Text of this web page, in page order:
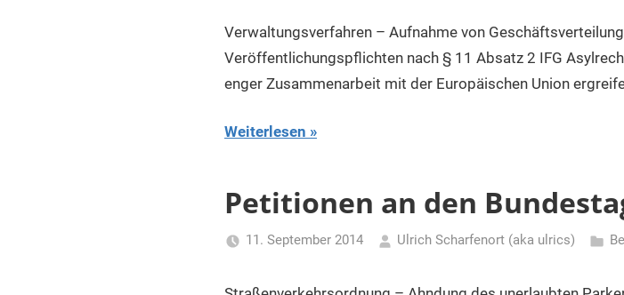
Verwaltungsverfahren – Aufnahme von
Veröffentlichungspflichten nach § 11 Absatz 2 IFG
enger Zusammenarbeit mit der Europäischen Union
Weiterlesen
Petitionen an den
11. September 2014 Ulrich Scharfenort (aka ulrics)